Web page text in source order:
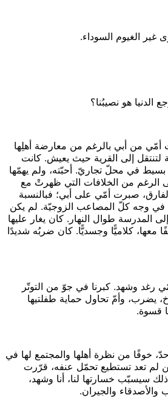
غير الغيوم السوداء.
هو نصيبُنا؟
أمّي من أبي بالرغم من معارضة أهلِها
لتنتقل إلى القرية حيث يعيش. كانت
في محلّ تجاريّ. أحبّته، ولم يهمّها
الرغم من الخلافات التي ظهرتْ مع
صبرت أمّي على أبي؛ فبالنسبة
في وجه كلّ المصاعب الزوجيّة. لم يكن
المدرسة طوال النهار. كان يغار عليها
معها، كلاميًّا وجسديًّا. كان ضربُه شديدًا
رغد وشهد. كبرنا في جوّ من التوتّر
يضرب، وأمّ تحاول حماية طفلتيها
قسوة.
خوفًا من نظرة أهلها والمجتمع لها في
لم تعد تستطيع تحمّل عنفه، قرّرت
سيسبّب خسارتها لنا، أنا وشهد،
والأصدقاء والجيران.